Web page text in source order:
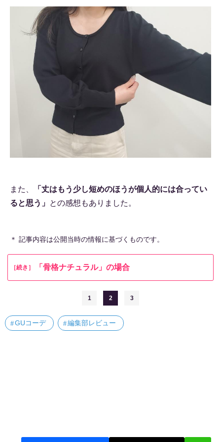
また、
「丈はもう少し短めのほうが個人的には合ってい
ると思う」 との感想もありました。
＊ 記事内容は公開当時の情報に基づくものです。
［続き］ 「骨格ナチュラル」の場合
1 2 3
GUコーデ 編集部レビュー